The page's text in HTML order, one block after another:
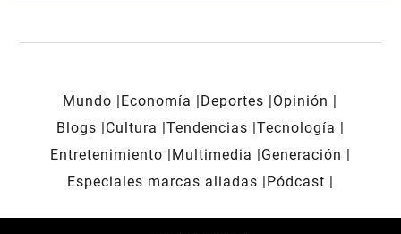
Mundo Economía Deportes
Opinión
Blogs
Cultura Tendencias Tecnología
Entretenimiento
Multimedia
Generación
Especiales marcas aliadas
Pódcast